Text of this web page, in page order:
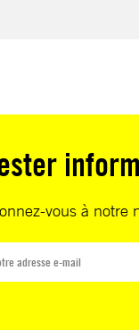
vous à notre